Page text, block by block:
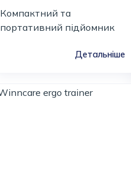
Компактний та
портативний підйомник
Детальніше